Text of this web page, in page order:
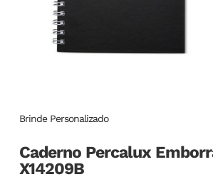
Brinde Personalizado
Caderno Percalux
X14209B